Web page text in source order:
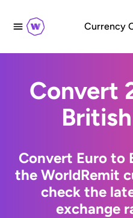
Currency
Convert
Convert Euro to
the WorldRemit
check the
exchange